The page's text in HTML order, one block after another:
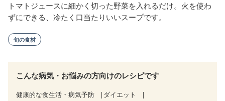
トマトジュースに細かく切った野菜を入れるだけ。火を使わ
ずにできる、冷たく口当たりいいスープです。
旬の食材
こんな病気・お悩みの方向けのレシピです
健康的な食生活・病気予防
ダイエット